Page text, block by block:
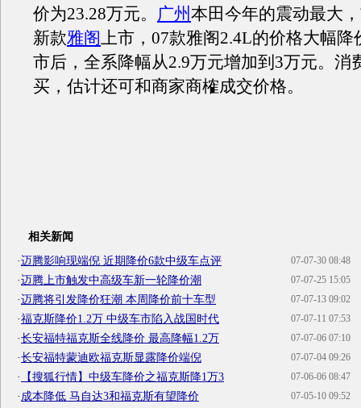
价为23.28万元。 广州本田今年的震动最大
新款雅阁上市，07款雅阁2.4L的价格大幅降
市后，全系降幅从2.9万元增加到3万元。消
买，估计还可和商家商榷成交价格。
相关新闻
07-07-30 08:48
·迈腾影响现端倪 近期降价6款中级车点评
07-07-25 15:05
·迈腾上市触发中高级车新一轮降价潮
07-07-13 09:02
·迈腾将引发降价狂潮 本周降价前十车型
07-07-11 07:53
·福克斯降价1.2万 中级车市陷入战国时代
07-07-06 07:10
·长安福特福克斯全线降价 最高降幅1.2万
07-07-04 09:26
·长安福特蒙迪欧福克斯显露降价端倪
07-06-06 08:47
· 【搜狐行情】中级车降价之福克斯降1万3
07-05-10 09:52
·成本降低 马自达3和福克斯有望降价